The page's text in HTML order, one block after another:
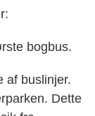
bogbus.
af buslinjer.
Dette